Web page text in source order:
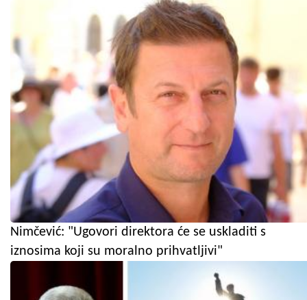
Nimčević: "Ugovori direktora će se uskladiti s
iznosima koji su moralno prihvatljivi"